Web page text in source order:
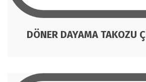
DÖNER DAYAMA TAKOZU